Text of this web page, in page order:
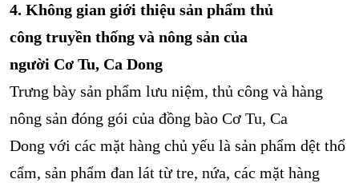
4. Không gian giới thiệu sản phẩm thủ
công truyền thống và nông sản của
người Cơ Tu, Ca Dong
Trưng bày sản phẩm lưu niệm, thủ công và hàng
nông sản đóng gói của đồng bào Cơ Tu, Ca
Dong với các mặt hàng chủ yếu là sản phẩm dệt thổ
cẩm, sản phẩm đan lát từ tre, nứa, các mặt hàng